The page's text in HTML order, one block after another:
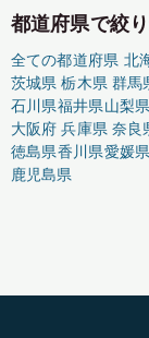
都道府県で絞
全ての都道府県 北
茨城県 栃木県 群馬
石川県福井県山梨
大阪府 兵庫県 奈良
徳島県香川県愛媛
鹿児島県